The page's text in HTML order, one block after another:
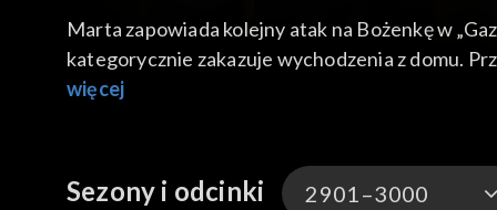
Marta zapowiada kolejny atak na Bożenkę w
kategorycznie zakazuje wychodzenia z domu.
więcej
Sezony i odcinki 2901–3000